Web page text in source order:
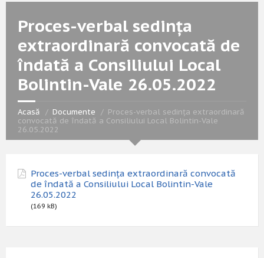
Proces-verbal sedința
extraordinară convocată de
îndată a Consiliului Local
Bolintin-Vale 26.05.2022
Acasă Documente
Proces-verbal sedința extraordinară
convocată de îndată a Consiliului Local Bolintin-Vale
26.05.2022
Proces-verbal sedința extraordinară convocată
de îndată a Consiliului Local Bolintin-Vale
26.05.2022
(169 kB)